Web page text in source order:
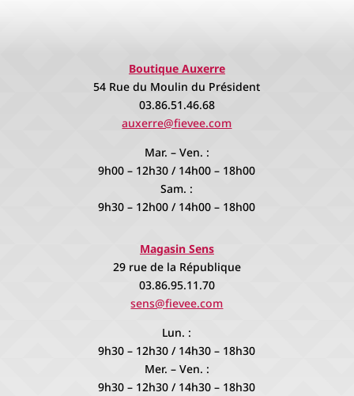
Boutique Auxerre
54 Rue du Moulin du Président
03.86.51.46.68
auxerre@fievee.com
Mar. – Ven. :
9h00 – 12h30 / 14h00 – 18h00
Sam. :
9h30 – 12h00 / 14h00 – 18h00
Magasin Sens
29 rue de la République
03.86.95.11.70
sens@fievee.com
Lun. :
9h30 – 12h30 / 14h30 – 18h30
Mer. – Ven. :
9h30 – 12h30 / 14h30 – 18h30